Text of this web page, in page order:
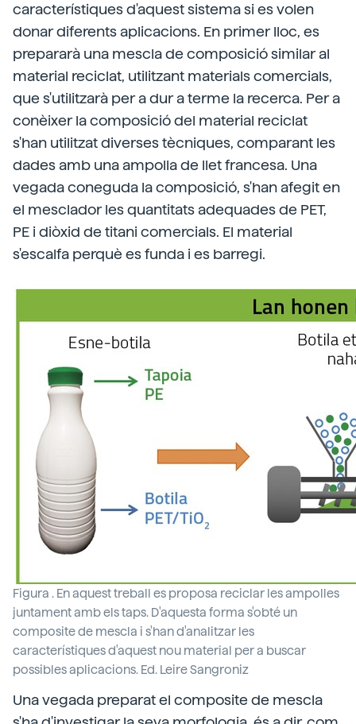
característiques d'aquest sistema si es volen
donar diferents aplicacions. En primer lloc, es
prepararà una mescla de composició similar al
material reciclat, utilitzant materials comercials,
que s'utilitzarà per a dur a terme la recerca. Per a
conèixer la composició del material reciclat
s'han utilitzat diverses tècniques, comparant les
dades amb una ampolla de llet francesa. Una
vegada coneguda la composició, s'han afegit en
el mesclador les quantitats adequades de PET,
PE i diòxid de titani comercials. El material
s'escalfa perquè es funda i es barregi.
Figura . En aquest treball es proposa reciclar les ampolles
juntament amb els taps. D'aquesta forma s'obté un
composite de mescla i s'han d'analitzar les
característiques d'aquest nou material per a buscar
possibles aplicacions. Ed. Leire Sangroniz
Una vegada preparat el composite de mescla